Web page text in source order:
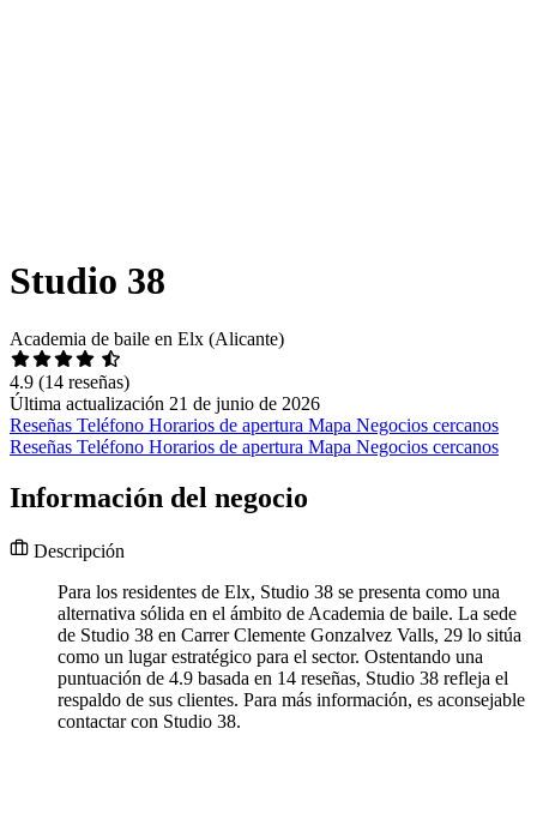
Studio 38
Academia de baile en Elx (Alicante)
4.9 (14 reseñas)
Última actualización 21 de junio de 2026
Reseñas Teléfono Horarios de apertura Mapa Negocios cercanos
Reseñas Teléfono Horarios de apertura Mapa Negocios cercanos
Información del negocio
Descripción
Para los residentes de Elx, Studio 38 se presenta como una
alternativa sólida en el ámbito de Academia de baile. La sede
de Studio 38 en Carrer Clemente Gonzalvez Valls, 29 lo sitúa
como un lugar estratégico para el sector. Ostentando una
puntuación de 4.9 basada en 14 reseñas, Studio 38 refleja el
respaldo de sus clientes. Para más información, es aconsejable
contactar con Studio 38.